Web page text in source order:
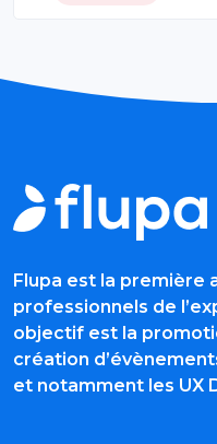
Flupa est la première
professionnels de
objectif est la
création
et notamment les UX